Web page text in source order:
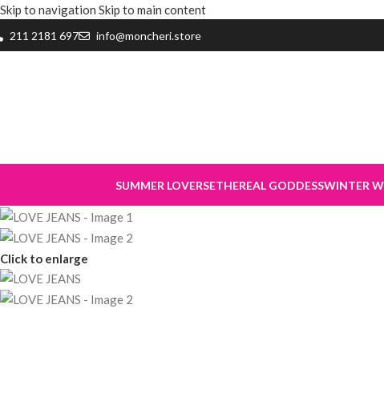
Skip to navigation Skip to main content
211 2181 697 info@moncheri.store
SUMMER LOVERSETHEREAL GODDESSWINTER
Click to enlarge